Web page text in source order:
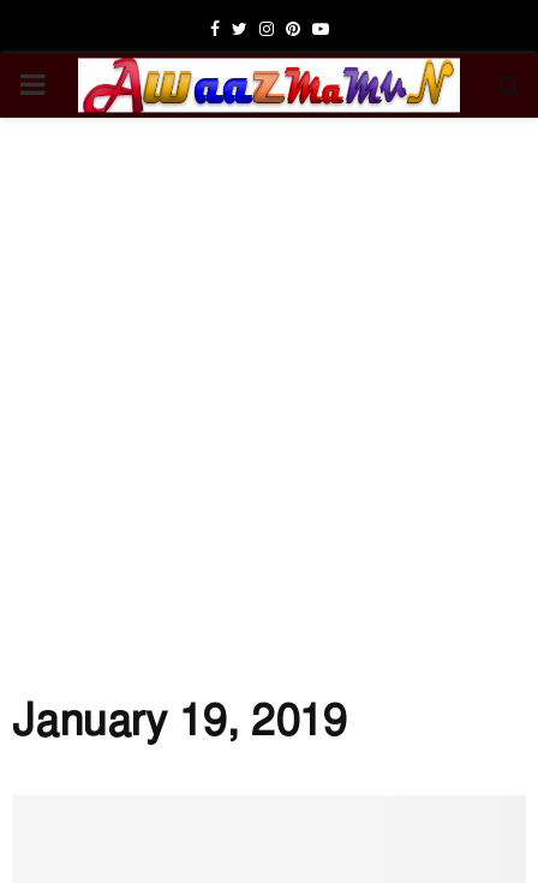
Facebook
TwitterInstagram
Pinterest
Youtube
PRIMARY
January 19, 2019